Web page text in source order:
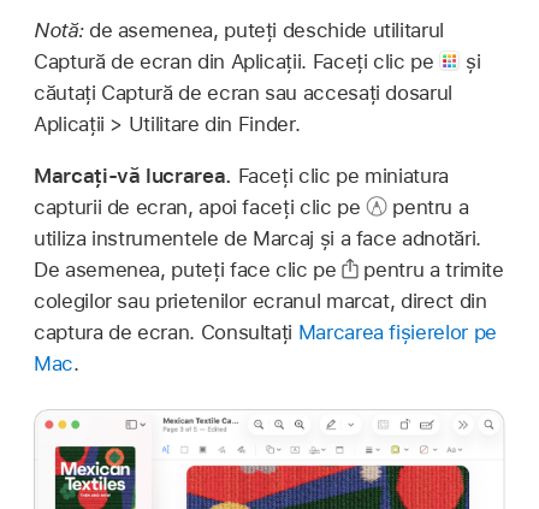
Notă: de asemenea, puteți deschide utilitarul
Captură de ecran din Aplicații. Faceți clic pe
și
căutați Captură de ecran sau accesați dosarul
Aplicații > Utilitare din Finder.
Marcați‑vă lucrarea. Faceți clic pe miniatura
capturii de ecran, apoi faceți clic pe
pentru a
utiliza instrumentele de Marcaj și a face adnotări.
De asemenea, puteți face clic pe
pentru a trimite
colegilor sau prietenilor ecranul marcat, direct din
captura de ecran. Consultați Marcarea fișierelor pe
Mac.